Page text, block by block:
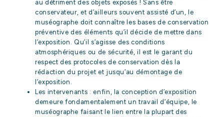
au détriment des objets exposés ! Sans être
conservateur, et d’ailleurs souvent assisté d’un, le
muséographe doit connaître les bases de conservation
préventive des éléments qu’il décide de mettre dans
l’exposition. Qu’il s’agisse des conditions
atmosphériques ou de sécurité, il est le garant du
respect des protocoles de conservation dès la
rédaction du projet et jusqu’au démontage de
l’exposition.
Les intervenants : enfin, la conception d’exposition
demeure fondamentalement un travail d’équipe, le
muséographe faisant le lien entre la plupart des